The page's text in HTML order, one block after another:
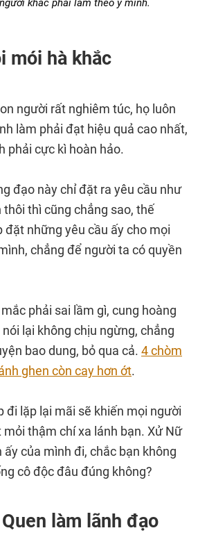
khác phải làm theo ý mình.
mói hà khắc
người rất nghiêm túc, họ luôn
làm phải đạt hiệu quả cao nhất,
phải cực kì hoàn hảo.
đạo này chỉ đặt ra yêu cầu như
thì cũng chẳng sao, thế
đặt những yêu cầu ấy cho mọi
chẳng để người ta có quyền
phải sai lầm gì, cung hoàng
lại không chịu ngừng, chẳng
bao dung, bỏ qua cả. 4 chòm
ghen còn cay hơn ớt.
đi lặp lại mãi sẽ khiến mọi người
thậm chí xa lánh bạn. Xử Nữ
ấy của mình đi, chắc bạn không
cô độc đâu đúng không?
làm lãnh đạo